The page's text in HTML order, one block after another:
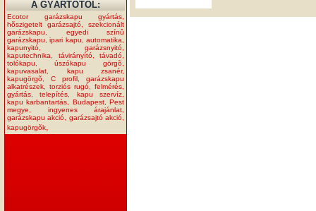
A GYÁRTÓTÓL:
Ecotor garázskapu gyártás
hõszigetelt garázsajtó
szekcionált
garázskapu
egyedi színû
garázskapu ,ipari kapu ,automatika
kapunyitó
garázsnyitó
kaputechnika
távirányító, távadó
tolókapu
úszókapu görgõ
kapuvasalat
kapu zsanér,
kapugörgõ
C profil
garázskapu
alkatrészek
torziós rugó felmérés
gyártás ,telepítés kapu szervíz
kapu karbantartás
Budapest,Pest
megye
ingyenes árajánlat
garázskapu akció
garázsajtó akció
kapugörgõk,